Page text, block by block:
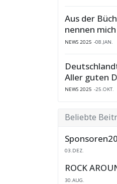
Aus der
nennen
NEWS 2025 08.JAN.
Aller guten
NEWS 2025 25.OKT.
Beliebte
03.DEZ.
ROCK
30.AUG.